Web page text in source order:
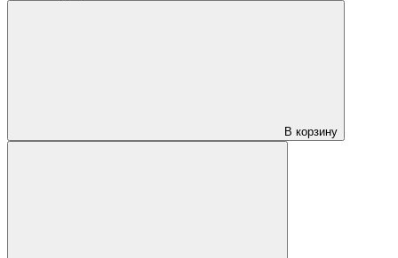
В корзину